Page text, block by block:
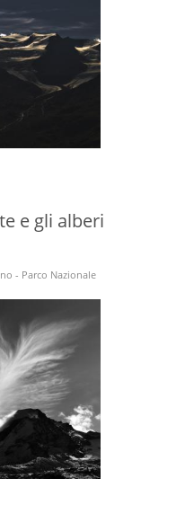
e gli alberi
- Parco Nazionale